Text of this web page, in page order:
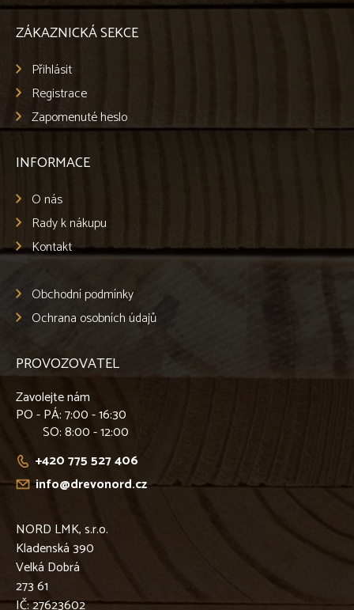
ZÁKAZNICKÁ SEKCE
Přihlásit
Registrace
Zapomenuté heslo
INFORMACE
O nás
Rady k nákupu
Kontakt
Obchodní podmínky
Ochrana osobních údajů
PROVOZOVATEL
Zavolejte nám
PO - PÁ: 7:00 - 16:30
SO: 8:00 - 12:00
+420 775 527 406
info@drevonord.cz
NORD LMK, s.r.o.
Kladenská 390
Velká Dobrá
273 61